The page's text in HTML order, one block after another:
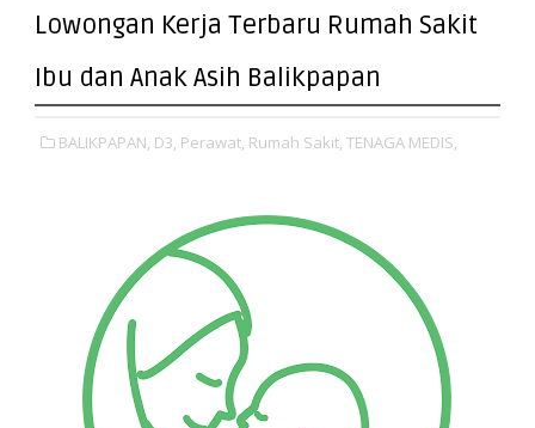
Lowongan Kerja Terbaru Rumah Sakit
Ibu dan Anak Asih Balikpapan
BALIKPAPAN, D3, Perawat, Rumah Sakit, TENAGA MEDIS,